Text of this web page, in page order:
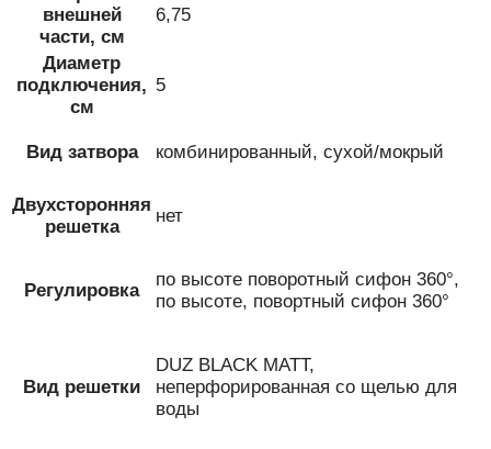
внешней
части, см
6,75
Диаметр
подключения,
см
5
Вид затвора комбинированный, сухой/мокрый
Двухсторонняя
решетка
нет
Регулировка
по высоте поворотный сифон 360°,
по высоте, повортный сифон 360°
Вид решетки
DUZ BLACK MATT,
неперфорированная со щелью для
воды